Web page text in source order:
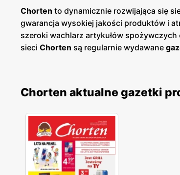
Chorten to dynamicznie rozwijająca się
gwarancja wysokiej jakości produktów i
szeroki wachlarz artykułów
sieci Chorten są regularnie wydawane
ukazują się co dwa tygodnie,
dostawcami, co pozwala na oferowanie
wygodne i przyjazne zakupy. Sklepy
Sieć dba również o komfort swoich
Dodatkowo,Chortenregularnie
udział w wyjątkowych wydarzeniach i
następnie można wymieniać na
Chorten aktualne gazetki